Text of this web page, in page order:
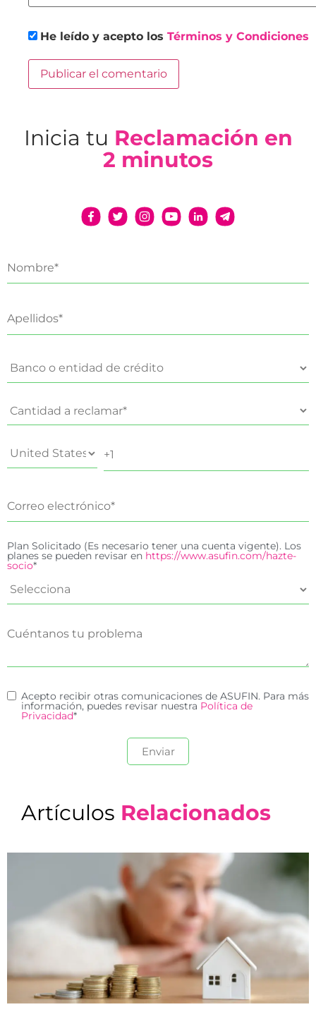
He leído y acepto los Términos y Condiciones
Inicia tu Reclamación en
2 minutos
Plan Solicitado (Es necesario tener una cuenta vigente). Los
planes se pueden revisar en https://www.asufin.com/hazte-
socio*
Acepto recibir otras comunicaciones de ASUFIN. Para más
información, puedes revisar nuestra Política de
Privacidad*
Artículos Relacionados